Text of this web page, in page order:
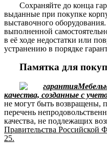
Сохраняйте до конца
выданные при покупке
выставочного
выполненной
в её ходе недостатки или
устранению в порядке
Памятка для
качества, созданные с
не могут быть возвращены,
перечень
качества, не подлежащих
Правительства Российской
25.